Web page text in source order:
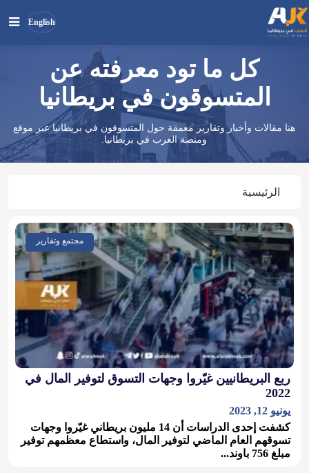
English
الموقع
بحث
كل ما تود معرفته عن
المتسوقون في بريطانيا
هنا مقالات وأخبار وتقارير معمقة حول المتسوقون في بريطانيا عبر موقع
ومنصة العرب في بريطانيا.
الرئيسية
مجتمع وتقارير
ربع البريطانيين غيّروا وجهات التسوق لتوفير المال في
2022
يونيو 12, 2023
كشفت إحدى الدراسات أن 14 مليون بريطاني غيّروا وجهات
تسوقهم العام الماضي لتوفير المال، واستطاع معظمهم توفير
مبلغ 756 باوند...